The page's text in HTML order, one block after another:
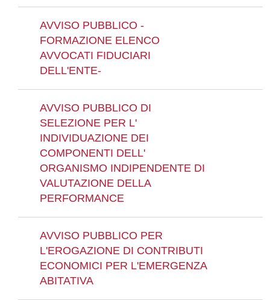
AVVISO PUBBLICO -
FORMAZIONE ELENCO
AVVOCATI FIDUCIARI
DELL'ENTE-
AVVISO PUBBLICO DI
SELEZIONE PER L'
INDIVIDUAZIONE DEI
COMPONENTI DELL'
ORGANISMO INDIPENDENTE DI
VALUTAZIONE DELLA
PERFORMANCE
AVVISO PUBBLICO PER
L'EROGAZIONE DI CONTRIBUTI
ECONOMICI PER L'EMERGENZA
ABITATIVA